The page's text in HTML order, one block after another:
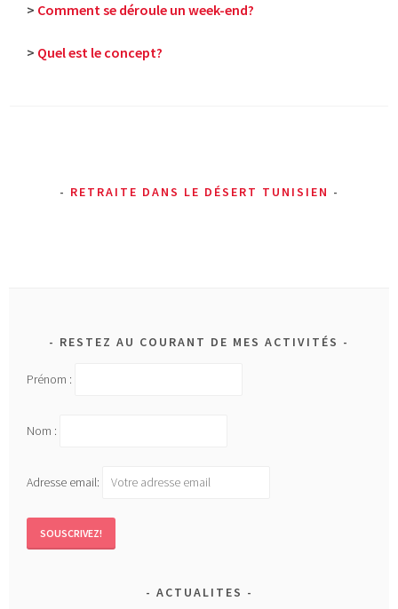
> Comment se déroule un week-end?
> Quel est le concept?
RETRAITE DANS LE DÉSERT TUNISIEN
RESTEZ AU COURANT DE MES ACTIVITÉS
Prénom :
Nom :
Adresse email:
ACTUALITES